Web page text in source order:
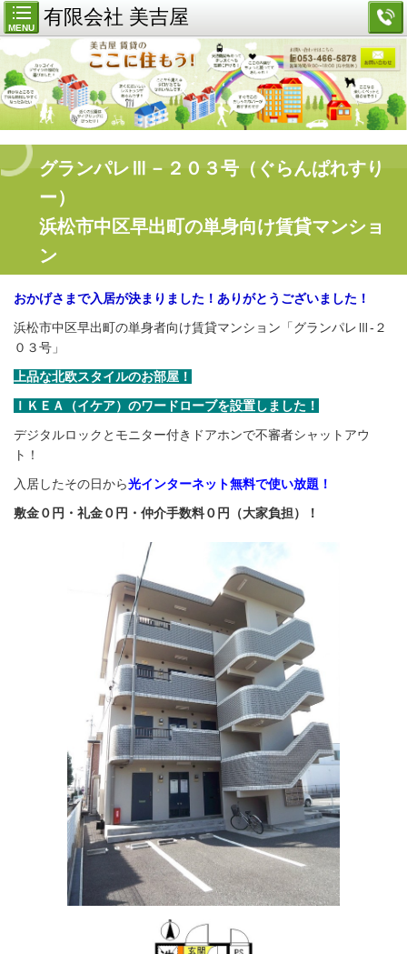
MENU 有限会社 美吉屋
グランパレⅢ－２０３号（ぐらんぱれすり
ー）
浜松市中区早出町の単身向け賃貸マンショ
ン
おかげさまで入居が決まりました！ありがとうございました！
浜松市中区早出町の単身者向け賃貸マンション「グランパレⅢ-２
０３号」
上品な北欧スタイルのお部屋！
ＩＫＥＡ（イケア）のワードローブを設置しました！
デジタルロックとモニター付きドアホンで不審者シャットアウ
ト！
入居したその日から光インターネット無料で使い放題！
敷金０円・礼金０円・仲介手数料０円（大家負担）！